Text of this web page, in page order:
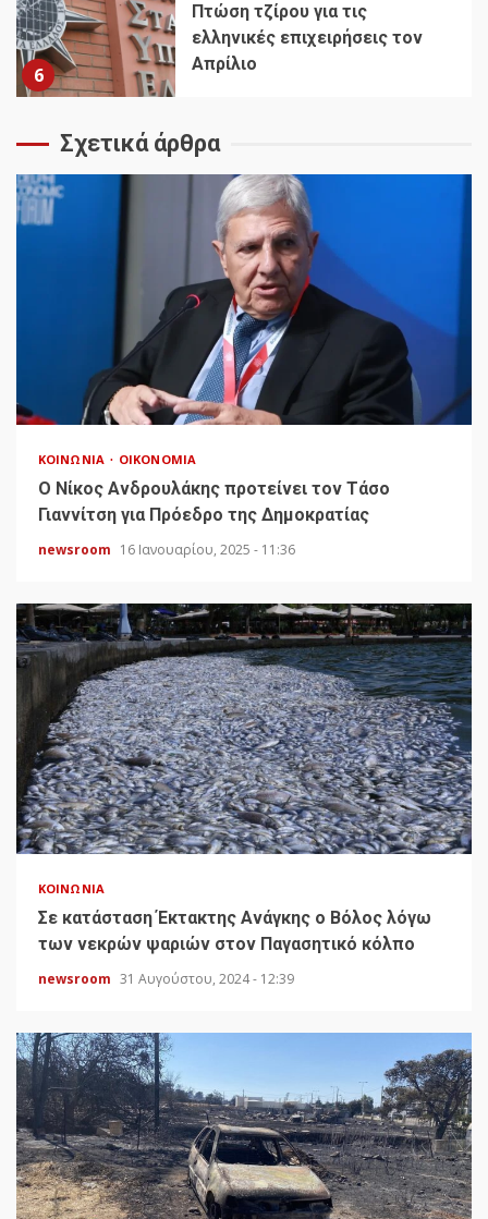
6
Πτώση τζίρου για τις
ελληνικές επιχειρήσεις τον
Απρίλιο
Σχετικά άρθρα
ΚΟΙΝΩΝΊΑ ΟΙΚΟΝΟΜΊΑ
Ο Νίκος Ανδρουλάκης προτείνει τον Τάσο
Γιαννίτση για Πρόεδρο της Δημοκρατίας
newsroom 16 Ιανουαρίου, 2025 - 11:36
ΚΟΙΝΩΝΊΑ
Σε κατάσταση Έκτακτης Ανάγκης ο Βόλος λόγω
των νεκρών ψαριών στον Παγασητικό κόλπο
newsroom 31 Αυγούστου, 2024 - 12:39